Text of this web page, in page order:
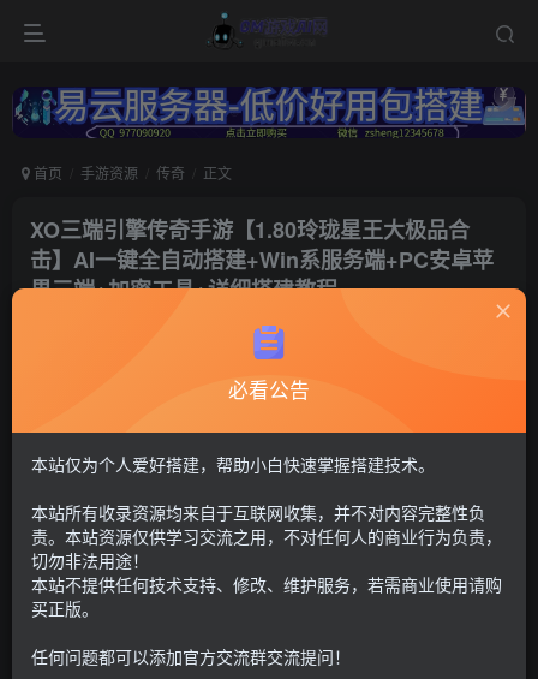
首页 手游资源 传奇 正文
XO三端引擎传奇手游【1.80玲珑星王大极品合
击】AI一键全自动搭建+Win系服务端+PC安卓苹
果三端+加密工具+详细搭建教程
传奇xo引擎43
G币30 限时特惠
G币100
个人会员G币9.9 至尊会员 免费
付费资源
必看公告
本站仅为个人爱好搭建，帮助小白快速掌握搭建技术。
本站所有收录资源均来自于互联网收集，并不对内容完整性负
责。本站资源仅供学习交流之用，不对任何人的商业行为负责，
切勿非法用途！
本站不提供任何技术支持、修改、维护服务，若需商业使用请购
买正版。
任何问题都可以添加官方交流群交流提问！